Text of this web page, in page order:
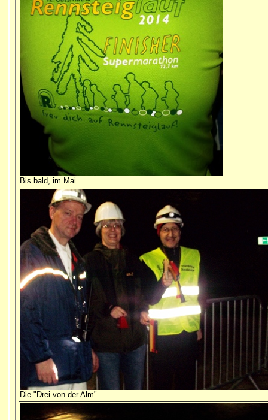
Bis bald, im Mai
Die "Drei von der Alm"